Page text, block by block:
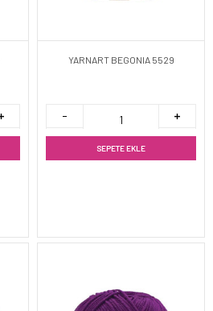
YARNART BEGONIA 5529
SEPETE EKLE